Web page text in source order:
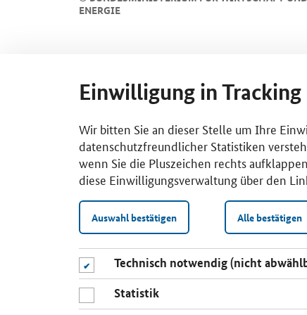
ENERGIE
Einwilligung in
Wir bitten Sie an dieser Stelle um Ihre
datenschutzfreundlicher Statistiken
wenn Sie die Pluszeichen rechts
diese Einwilligungsverwaltung über den
Auswahl bestätigen Alle bestätigen
Technisch notwendig (nicht
Statistik